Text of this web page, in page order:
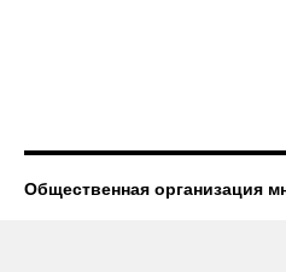
Общественная организация